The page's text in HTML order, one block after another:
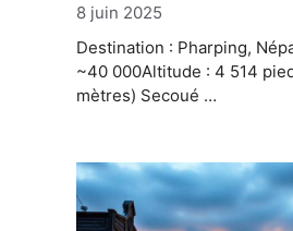
8 juin 2025
Destination : Pharping,
~40 000Altitude : 4 514
mètres) Secoué …